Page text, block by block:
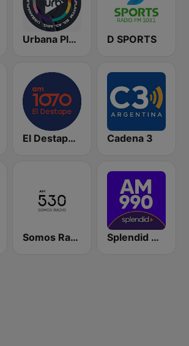
Urbana Play 104.3 FM D SPORTS
El Destape Radio Cadena 3
Somos Radio AM 530 Splendid AM 990